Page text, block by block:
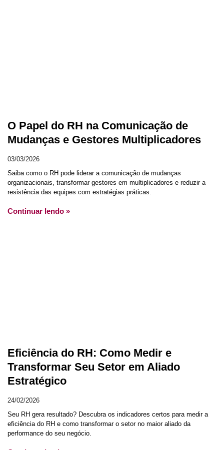
O Papel do RH na Comunicação de
Mudanças e Gestores Multiplicadores
03/03/2026
Saiba como o RH pode liderar a comunicação de mudanças
organizacionais, transformar gestores em multiplicadores e reduzir a
resistência das equipes com estratégias práticas.
Continuar lendo »
Eficiência do RH: Como Medir e
Transformar Seu Setor em Aliado
Estratégico
24/02/2026
Seu RH gera resultado? Descubra os indicadores certos para medir a
eficiência do RH e como transformar o setor no maior aliado da
performance do seu negócio.